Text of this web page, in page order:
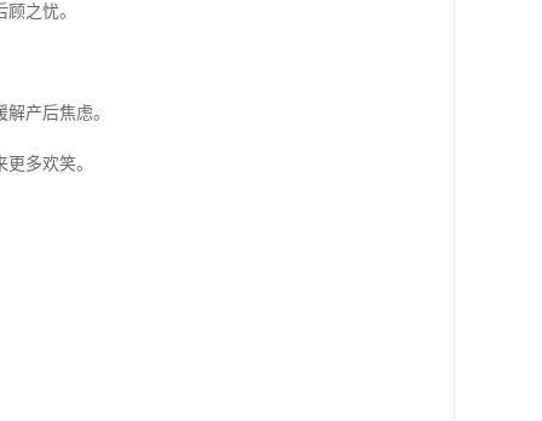
之忧。
产后焦虑。
多欢笑。